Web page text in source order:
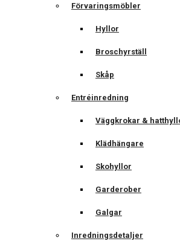
Förvaringsmöbler
Hyllor
Broschyrställ
Skåp
Entréinredning
Väggkrokar &
Klädhängare
Skohyllor
Garderober
Galgar
Inredningsdetaljer